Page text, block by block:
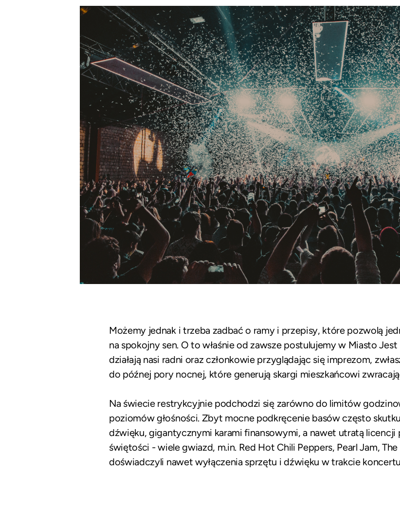
Możemy jednak i trzeba zadbać o ramy i przepisy, które pozwolą
na spokojny sen. O to właśnie od zawsze postulujemy w Miasto
działają nasi radni oraz członkowie przyglądając się imprezom,
do późnej pory nocnej, które generują skargi mieszkańcowi
Na świecie restrykcyjnie podchodzi się zarówno do limitów
poziomów głośności. Zbyt mocne podkręcenie basów często
dźwięku, gigantycznymi karami finansowymi, a nawet utratą licencji
świętości - wiele gwiazd, m.in. Red Hot Chili Peppers, Pearl Jam,
doświadczyli nawet wyłączenia sprzętu i dźwięku w trakcie